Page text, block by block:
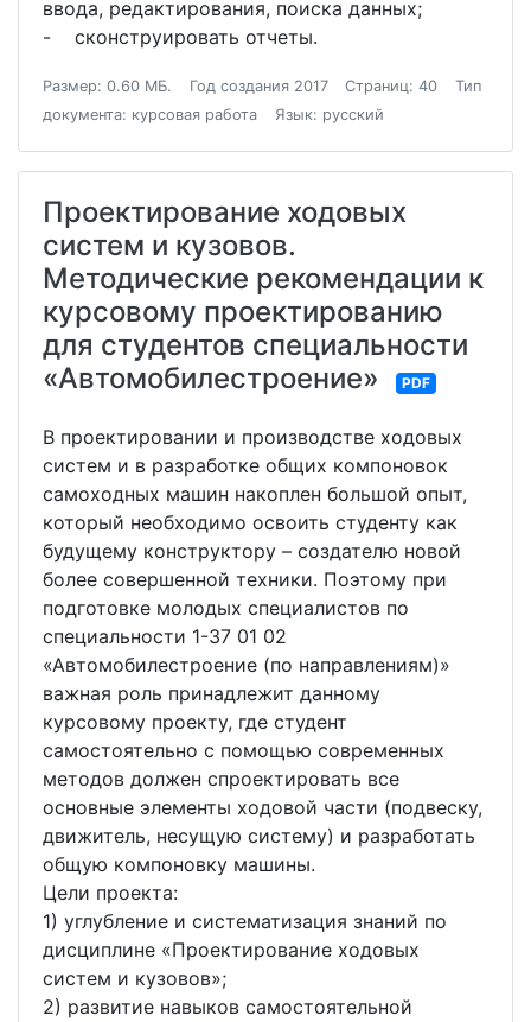
ввода, редактирования, поиска данных;
- сконструировать отчеты.
Размер: 0.60 МБ. Год создания 2017 Страниц: 40
Тип
документа: курсовая работа
Язык: русский
Проектирование ходовых
систем и кузовов.
Методические рекомендации к
курсовому проектированию
для студентов специальности
«Автомобилестроение»
PDF
В проектировании и производстве ходовых
систем и в разработке общих компоновок
самоходных машин накоплен большой опыт,
который необходимо освоить студенту как
будущему конструктору – создателю новой
более совершенной техники. Поэтому при
подготовке молодых специалистов по
специальности 1-37 01 02
«Автомобилестроение (по направлениям)»
важная роль принадлежит данному
курсовому проекту, где студент
самостоятельно с помощью современных
методов должен спроектировать все
основные элементы ходовой части (подвеску,
движитель, несущую систему) и разработать
общую компоновку машины.
Цели проекта:
1) углубление и систематизация знаний по
дисциплине «Проектирование ходовых
систем и кузовов»;
2) развитие навыков самостоятельной